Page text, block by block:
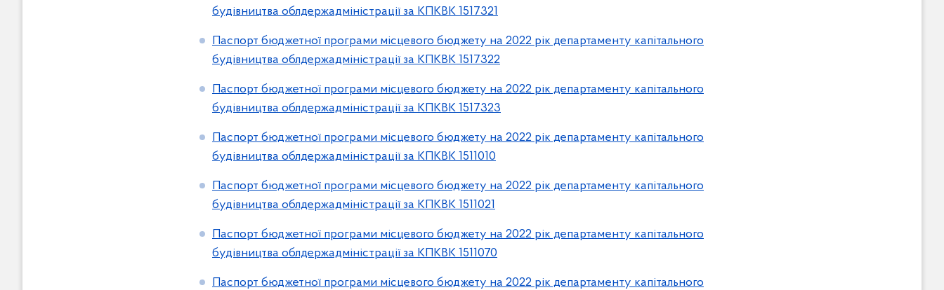
будівництва облдержадміністрації за КПКВК 1517321
Паспорт бюджетної програми місцевого бюджету на 2022 рік департаменту капітального
будівництва облдержадміністрації за КПКВК 1517322
Паспорт бюджетної програми місцевого бюджету на 2022 рік департаменту капітального
будівництва облдержадміністрації за КПКВК 1517323
Паспорт бюджетної програми місцевого бюджету на 2022 рік департаменту капітального
будівництва облдержадміністрації за КПКВК 1511010
Паспорт бюджетної програми місцевого бюджету на 2022 рік департаменту капітального
будівництва облдержадміністрації за КПКВК 1511021
Паспорт бюджетної програми місцевого бюджету на 2022 рік департаменту капітального
будівництва облдержадміністрації за КПКВК 1511070
Паспорт бюджетної програми місцевого бюджету на 2022 рік департаменту капітального